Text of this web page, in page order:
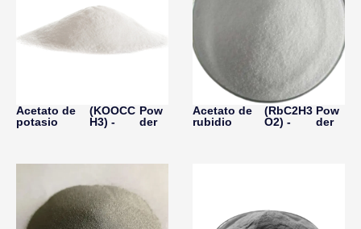
Acetato de
potasio
(KOOCC
H3) -
Pow
der
Acetato de
rubidio
(RbC2H3
O2) -
Pow
der